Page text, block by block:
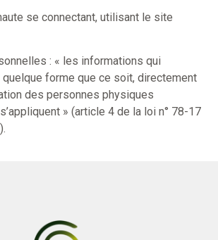
se connectant, utilisant le site
: « les informations qui
forme que ce soit, directement
des personnes physiques
» (article 4 de la loi n° 78-17